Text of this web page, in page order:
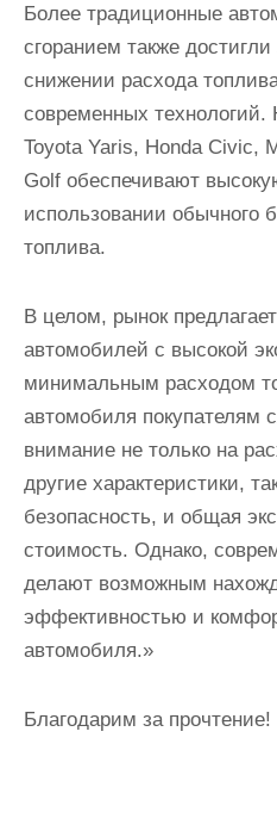
Более традиционные
сгоранием также
снижении расхода
современных
Toyota Yaris, Honda Civic,
Golf обеспечивают
использовании обычного
топлива.
В целом, рынок
автомобилей с высокой
минимальным расходом
автомобиля покупателям
внимание не только на
другие характеристики,
безопасность, и общая
стоимость. Однако,
делают возможным
эффективностью и
автомобиля.»
Благодарим за прочтение!